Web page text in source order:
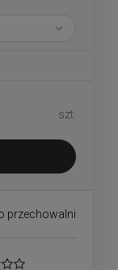
szt.
przechowalni